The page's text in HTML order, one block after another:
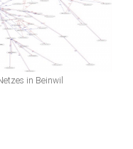
in Beinwil